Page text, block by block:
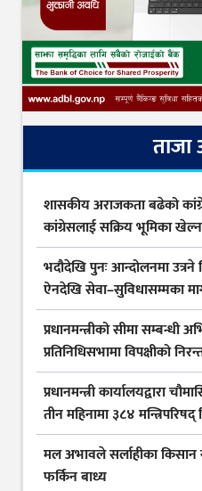
शासकीय अराजकता बढेको
कांग्रेसलाई सक्रिय भूमिका
भदौदेखि पुनः आन्दोलनमा
ऐनदेखि सेवा–सुविधासम्मका
प्रधानमन्त्रीको सीमा सम्बन्धी
प्रतिनिधिसभामा विपक्षीको
प्रधानमन्त्री कार्यालयद्वारा
तीन महिनामा ३८४ मन्त्रिपरिषद्
मल अभावले सर्लाहीका किसान
फर्किन बाध्य